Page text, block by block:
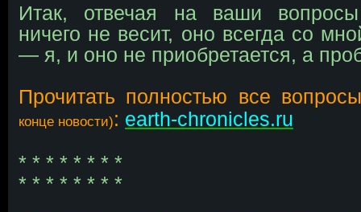
Итак, отвечая на ваши
ничего не весит, оно всегда со
— я, и оно не приобретается, а
Прочитать полностью все
конце новости): earth-chronicles.ru
* * * * * * * *
* * * * * * * *